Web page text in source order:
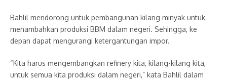
Bahlil mendorong untuk pembangunan kilang minyak untuk
menambahkan produksi BBM dalam negeri. Sehingga, ke
depan dapat mengurangi ketergantungan impor.
“Kita harus mengembangkan refinery kita, kilang-kilang kita,
untuk semua kita produksi dalam negeri,” kata Bahlil dalam